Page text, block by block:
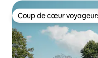
Coup de cœur
Coup de cœur